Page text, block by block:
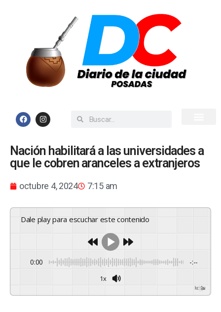
Nación habilitará a las universidades a
que le cobren aranceles a extranjeros
octubre 4, 2024 7:15 am
Dale play para escuchar este contenido
0:00 -:--
1x
GSpeech